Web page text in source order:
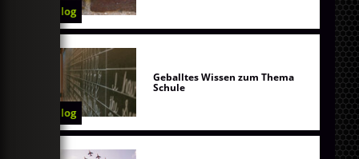
Blog
Blog
Geballtes Wissen zum Thema
Schule